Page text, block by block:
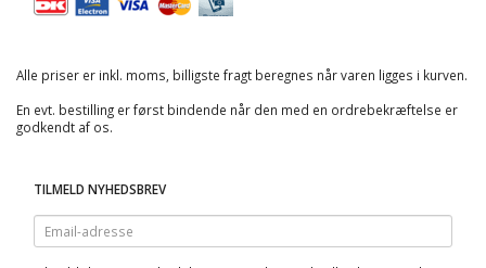
Alle priser er inkl. moms, billigste fragt beregnes når varen ligges i kurven.
En evt. bestilling er først bindende når den med en ordrebekræftelse er
godkendt af os.
TILMELD NYHEDSBREV
Email-
adresse